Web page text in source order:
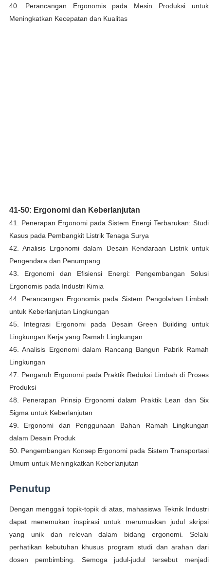
40. Perancangan Ergonomis pada Mesin Produksi untuk
Meningkatkan Kecepatan dan Kualitas
41-50: Ergonomi dan Keberlanjutan
41. Penerapan Ergonomi pada Sistem Energi Terbarukan: Studi
Kasus pada Pembangkit Listrik Tenaga Surya
42. Analisis Ergonomi dalam Desain Kendaraan Listrik untuk
Pengendara dan Penumpang
43. Ergonomi dan Efisiensi Energi: Pengembangan Solusi
Ergonomis pada Industri Kimia
44. Perancangan Ergonomis pada Sistem Pengolahan Limbah
untuk Keberlanjutan Lingkungan
45. Integrasi Ergonomi pada Desain Green Building untuk
Lingkungan Kerja yang Ramah Lingkungan
46. Analisis Ergonomi dalam Rancang Bangun Pabrik Ramah
Lingkungan
47. Pengaruh Ergonomi pada Praktik Reduksi Limbah di Proses
Produksi
48. Penerapan Prinsip Ergonomi dalam Praktik Lean dan Six
Sigma untuk Keberlanjutan
49. Ergonomi dan Penggunaan Bahan Ramah Lingkungan
dalam Desain Produk
50. Pengembangan Konsep Ergonomi pada Sistem Transportasi
Umum untuk Meningkatkan Keberlanjutan
Penutup
Dengan menggali topik-topik di atas, mahasiswa Teknik Industri
dapat menemukan inspirasi untuk merumuskan judul skripsi
yang unik dan relevan dalam bidang ergonomi. Selalu
perhatikan kebutuhan khusus program studi dan arahan dari
dosen pembimbing. Semoga judul-judul tersebut menjadi